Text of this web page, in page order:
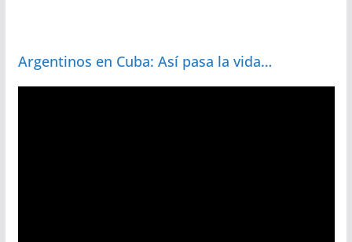
Argentinos en Cuba: Así pasa la vida…